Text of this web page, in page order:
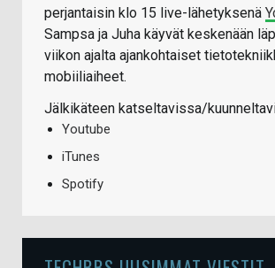
perjantaisin klo 15 live-lähetyksenä
Sampsa ja Juha käyvät keskenään
viikon ajalta ajankohtaiset
mobiiliaiheet.
Jälkikäteen katseltavissa/
Youtube
iTunes
Spotify